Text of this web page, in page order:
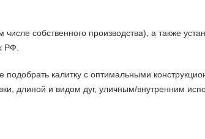
собственного производства), а также
РФ.
калитку с оптимальными
длиной и видом дуг, уличным/внутренним